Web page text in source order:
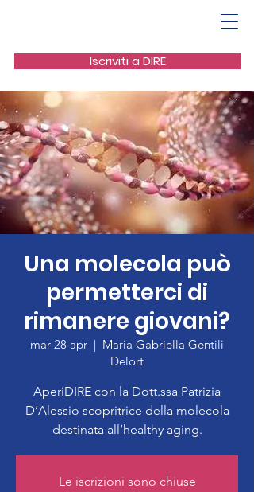
Iscriviti a DIRE
Una molecola può
permetterci di
rimanere giovani?
mar 28 apr
  |
Maria Gabriella Gentili
Delort
AperiDIRE con la Dott.ssa Patrizia
D’Alessio scopritrice della molecola
destinata all’healthy aging.
Le iscrizioni sono chiuse